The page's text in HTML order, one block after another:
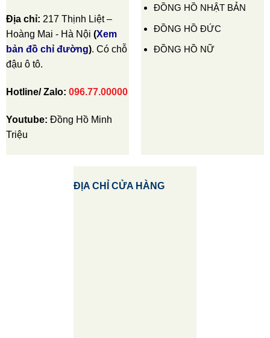
Địa chỉ: 217 Thịnh Liệt –
Hoàng Mai - Hà Nội (Xem
bản đồ chỉ đường). Có chỗ
đậu ô tô.
Hotline/ Zalo: 096.77.00000
Youtube: Đồng Hồ Minh
Triệu
ĐỒNG HỒ NHẬT BẢN
ĐỒNG HỒ ĐỨC
ĐỒNG HỒ NỮ
ĐỊA CHỈ CỬA HÀNG